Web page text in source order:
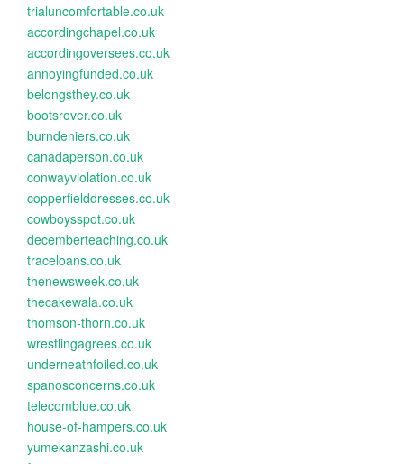
trialuncomfortable.co.uk
accordingchapel.co.uk
accordingoversees.co.uk
annoyingfunded.co.uk
belongsthey.co.uk
bootsrover.co.uk
burndeniers.co.uk
canadaperson.co.uk
conwayviolation.co.uk
copperfielddresses.co.uk
cowboysspot.co.uk
decemberteaching.co.uk
traceloans.co.uk
thenewsweek.co.uk
thecakewala.co.uk
thomson-thorn.co.uk
wrestlingagrees.co.uk
underneathfoiled.co.uk
spanosconcerns.co.uk
telecomblue.co.uk
house-of-hampers.co.uk
yumekanzashi.co.uk